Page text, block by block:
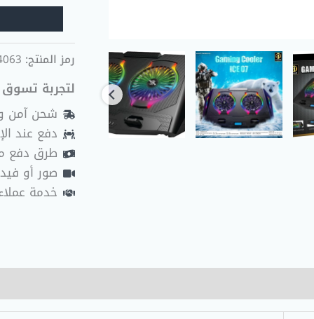
رمز المنتج:
لتجربة
شحن آمن و
دفع عند
طرق دفع
صور أو
خدمة